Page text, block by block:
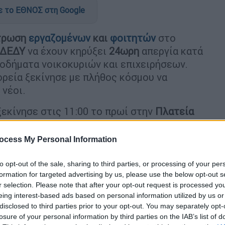
My Personal Information
opt-out of the sale, sharing to third parties, or processing of your
for targeted advertising by us, please use the below opt-out
selection. Please note that after your opt-out request is processed
interest-based ads based on personal information utilized by us
to third parties prior to your opt-out. You may separately
of your personal information by third parties on the IAB’s list of
το ΕΘΝΟΣ στη Google
εργαζομένων και φοιτητών στο
να έχουν κηρύξει 24ωρη απεργία κατά
νοικοκυριών και επιχειρήσεων.
ξεκίνησε με πλήθος κόσμου να
στις 11:00 το πρωί στην Πλατεία
«παρών», η ΓΣΕΕ, η ΑΔΕΔΥ η ΠΟΕ ΟΤΑ και
ξεκίνησε η ξεχωριστή συγκέντρωση του
είθισται οι πορείες. Μετά τις 10 το
οι δρόμοι στο κέντρο της Αθήνας όπως η
συγκεντρωθεί ήδη αρκετός κόσμος.
τη σήψη και τη δυσωδία τους!
και αισιοδοξίας!